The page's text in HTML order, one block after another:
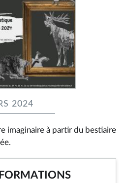
2024
imaginaire à partir du bestiaire